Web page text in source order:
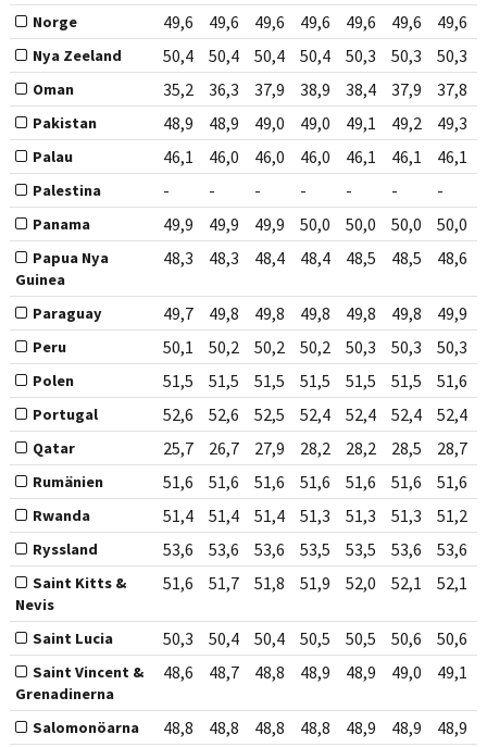
Norge 49,6 49,6 49,6 49,6 49,6 49,6 49,6
Nya Zeeland 50,4 50,4 50,4 50,4 50,3 50,3 50,3
Oman 35,2 36,3 37,9 38,9 38,4 37,9 37,8
Pakistan 48,9 48,9 49,0 49,0 49,1 49,2 49,3
Palau 46,1 46,0 46,0 46,0 46,1 46,1 46,1
Palestina - - - - - - -
Panama 49,9 49,9 49,9 50,0 50,0 50,0 50,0
Papua Nya
Guinea
48,3 48,3 48,4 48,4 48,5 48,5 48,6
Paraguay 49,7 49,8 49,8 49,8 49,8 49,8 49,9
Peru 50,1 50,2 50,2 50,2 50,3 50,3 50,3
Polen 51,5 51,5 51,5 51,5 51,5 51,5 51,6
Portugal 52,6 52,6 52,5 52,4 52,4 52,4 52,4
Qatar 25,7 26,7 27,9 28,2 28,2 28,5 28,7
Rumänien 51,6 51,6 51,6 51,6 51,6 51,6 51,6
Rwanda 51,4 51,4 51,4 51,3 51,3 51,3 51,2
Ryssland 53,6 53,6 53,6 53,5 53,5 53,6 53,6
Saint Kitts &
Nevis
51,6 51,7 51,8 51,9 52,0 52,1 52,1
Saint Lucia 50,3 50,4 50,4 50,5 50,5 50,6 50,6
Saint Vincent &
Grenadinerna
48,6 48,7 48,8 48,9 48,9 49,0 49,1
Salomonöarna 48,8 48,8 48,8 48,8 48,9 48,9 48,9